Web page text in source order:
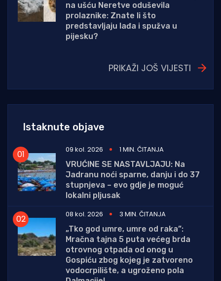
na ušću Neretve oduševila
prolaznike: Znate li što
predstavljaju lađa i spužva u
pijesku?
PRIKAŽI JOŠ VIJESTI
Istaknute objave
09 kol. 2026
1 MIN. ČITANJA
VRUĆINE SE NASTAVLJAJU: Na
Jadranu noći sparne, danju i do 37
stupnjeva – evo gdje je moguć
lokalni pljusak
08 kol. 2026
3 MIN. ČITANJA
„Tko god umre, umre od raka”:
Mračna tajna 5 puta većeg brda
otrovnog otpada od onog u
Gospiću zbog kojeg je zatvoreno
vodocrpilište, a ugroženo pola